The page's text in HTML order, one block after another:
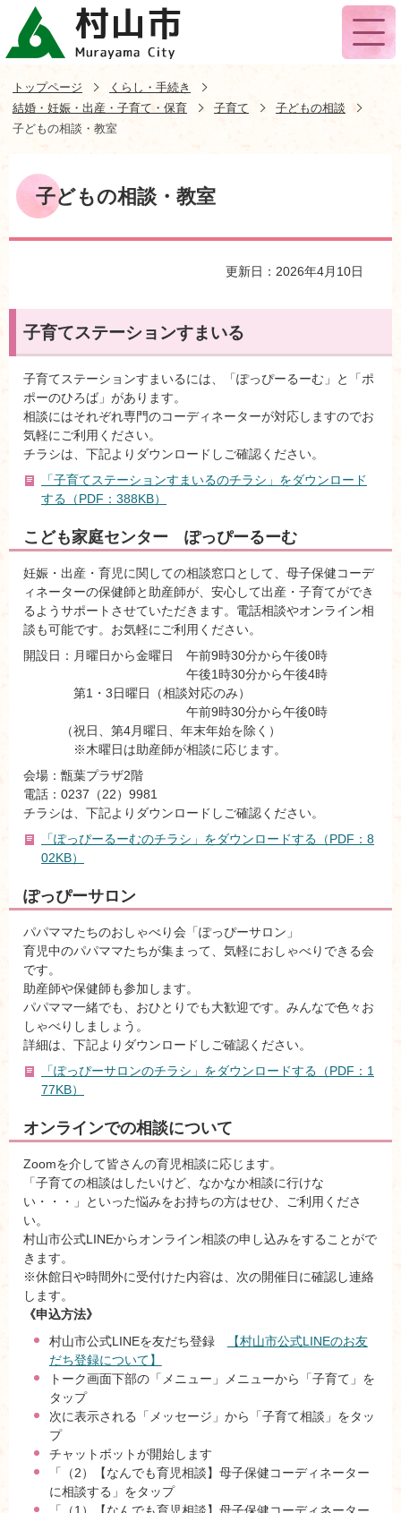
トップページ
くらし・手続き
結婚・妊娠・出産・子育て・保育
子育て
子どもの相談
子どもの相談・教室
子どもの相談・教室
更新日：2026年4月10日
子育てステーションすまいる
子育てステーションすまいるには、「ぽっぴーるーむ」と「ポ
ポーのひろば」があります。
相談にはそれぞれ専門のコーディネーターが対応しますのでお
気軽にご利用ください。
チラシは、下記よりダウンロードしご確認ください。
「子育てステーションすまいるのチラシ」をダウンロード
する（PDF：388KB）
こども家庭センター ぽっぴーるーむ
妊娠・出産・育児に関しての相談窓口として、母子保健コーデ
ィネーターの保健師と助産師が、安心して出産・子育てができ
るようサポートさせていただきます。電話相談やオンライン相
談も可能です。お気軽にご利用ください。
開設日：月曜日から金曜日 午前9時30分から午後0時
午後1時30分から午後4時
第1・3日曜日（相談対応のみ）
午前9時30分から午後0時
（祝日、第4月曜日、年末年始を除く）
※木曜日は助産師が相談に応じます。
会場：甑葉プラザ2階
電話：0237（22）9981
チラシは、下記よりダウンロードしご確認ください。
「ぽっぴーるーむのチラシ」をダウンロードする（PDF：8
02KB）
ぽっぴーサロン
パパママたちのおしゃべり会「ぽっぴーサロン」
育児中のパパママたちが集まって、気軽におしゃべりできる会
です。
助産師や保健師も参加します。
パパママ一緒でも、おひとりでも大歓迎です。みんなで色々お
しゃべりしましょう。
詳細は、下記よりダウンロードしご確認ください。
「ぽっぴーサロンのチラシ」をダウンロードする（PDF：1
77KB）
オンラインでの相談について
Zoomを介して皆さんの育児相談に応じます。
「子育ての相談はしたいけど、なかなか相談に行けな
い・・・」といった悩みをお持ちの方はせひ、ご利用くださ
い。
村山市公式LINEからオンライン相談の申し込みをすることがで
きます。
※休館日や時間外に受付けた内容は、次の開催日に確認し連絡
します。
《申込方法》
村山市公式LINEを友だち登録
【村山市公式LINEのお友
だち登録について】
トーク画面下部の「メニュー」メニューから「子育て」を
タップ
次に表示される「メッセージ」から「子育て相談」をタッ
プ
チャットボットが開始します
「（2）【なんでも育児相談】母子保健コーディネーター
に相談する」をタップ